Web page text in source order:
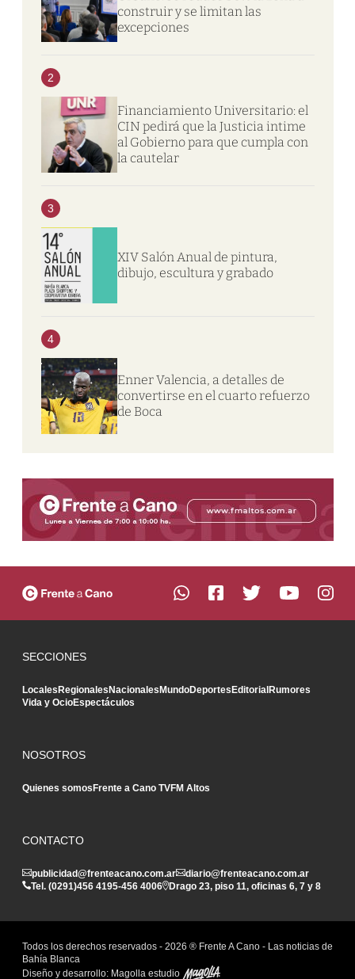
construir y se limitan las
excepciones
2
Financiamiento Universitario: el
CIN pedirá que la Justicia intime
al Gobierno para que cumpla con
la cautelar
3
XIV Salón Anual de pintura,
dibujo, escultura y grabado
4
Enner Valencia, a detalles de
convertirse en el cuarto refuerzo
de Boca
SECCIONES
LocalesRegionalesNacionalesMundoDeportesEditorialRumores
Vida y OcioEspectáculos
NOSOTROS
Quienes somosFrente a Cano TVFM Altos
CONTACTO
publicidad@frenteacano.com.ar
diario@frenteacano.com.ar
Tel. (0291)456 4195-456 4006 Drago 23, piso 11, oficinas 6, 7 y 8
Todos los derechos reservados - 2026 ® Frente A Cano - Las noticias de
Bahía Blanca
Diseño y desarrollo: Magolla estudio